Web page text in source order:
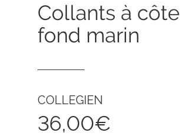
collants à côtes avec dentelle -
fond marin
COLLEGIEN
36,00€